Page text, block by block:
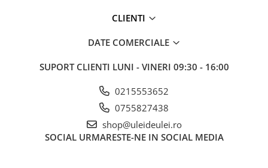
CLIENTI
DATE COMERCIALE
SUPORT CLIENTI LUNI - VINERI 09:30 - 16:00
0215553652
0755827438
shop@uleideulei.ro
SOCIAL URMARESTE-NE IN SOCIAL MEDIA